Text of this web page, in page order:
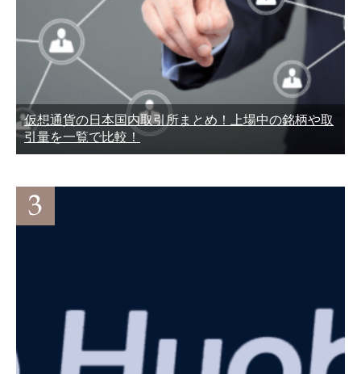
仮想通貨の日本国内取引所まとめ！上場中の銘柄や取
引量を一覧で比較！